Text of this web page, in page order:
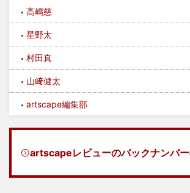
高嶋慈
星野太
村田真
山﨑健太
artscape編集部
artscapeレビューのバックナンバ